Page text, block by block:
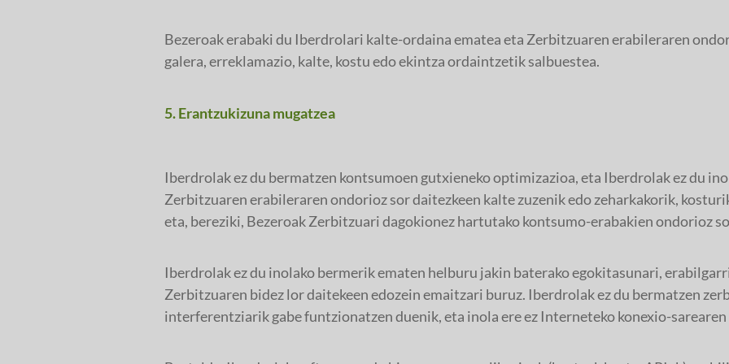
Bezeroak erabaki du Iberdrolari kalte-ordaina ematea eta Zerbitzuaren erabileraren
galera, erreklamazio, kalte, kostu edo ekintza ordaintzetik salbuestea.
5. Erantzukizuna mugatzea
Iberdrolak ez du bermatzen kontsumoen gutxieneko optimizazioa, eta Iberdrolak ez du
Zerbitzuaren erabileraren ondorioz sor daitezkeen kalte zuzenik edo zeharkakorik,
eta, bereziki, Bezeroak Zerbitzuari dagokionez hartutako kontsumo-erabakien ondorioz
Iberdrolak ez du inolako bermerik ematen helburu jakin baterako egokitasunari,
Zerbitzuaren bidez lor daitekeen edozein emaitzari buruz. Iberdrolak ez du bermatzen
interferentziarik gabe funtzionatzen duenik, eta inola ere ez Interneteko konexio-